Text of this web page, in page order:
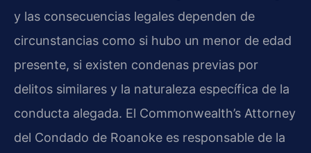
y las consecuencias legales dependen de
circunstancias como si hubo un menor de edad
presente, si existen condenas previas por
delitos similares y la naturaleza específica de la
conducta alegada. El Commonwealth’s Attorney
del Condado de Roanoke es responsable de la